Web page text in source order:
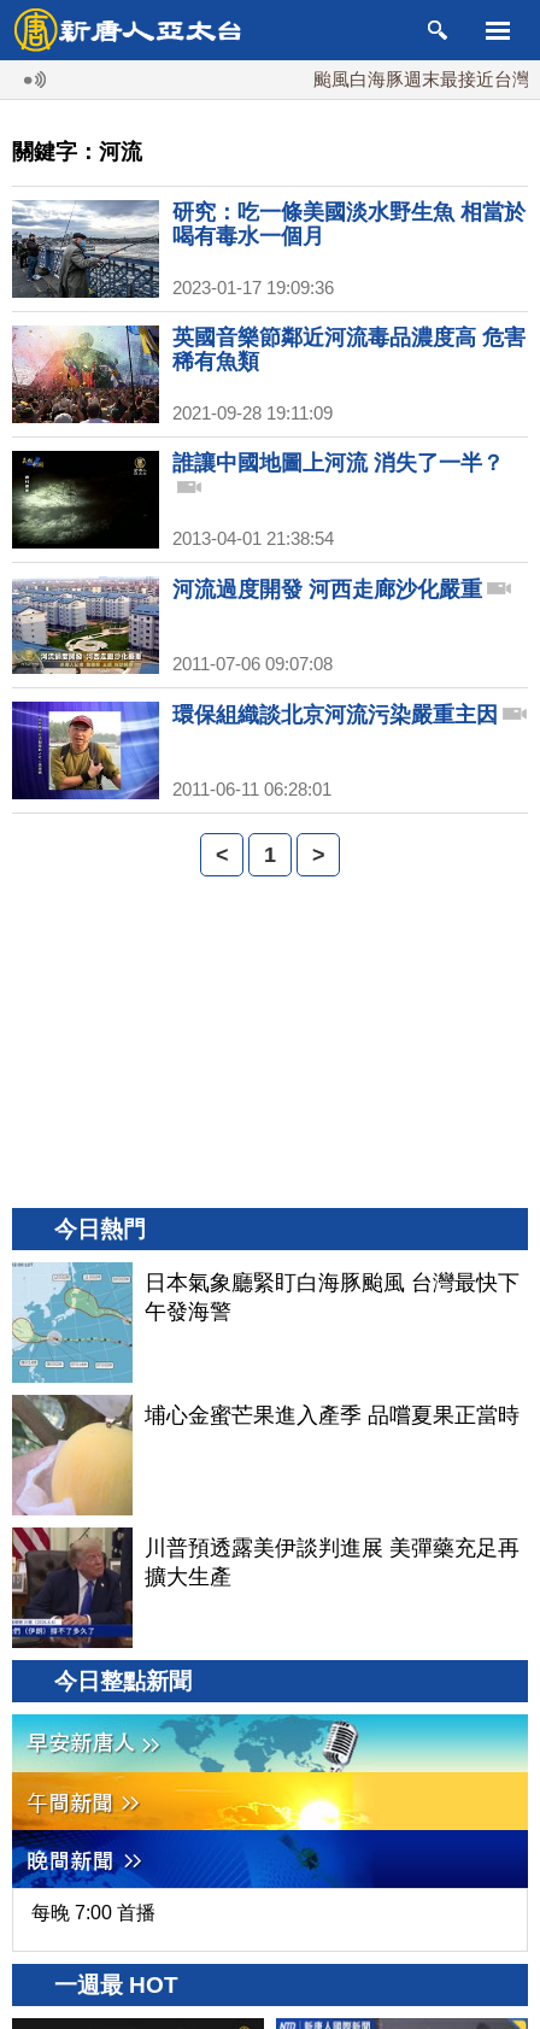
颱風白海豚週末最接近台灣
關鍵字：河流
研究：吃一條美國淡水野生魚 相當於
喝有毒水一個月
2023-01-17 19:09:36
英國音樂節鄰近河流毒品濃度高 危害
稀有魚類
2021-09-28 19:11:09
誰讓中國地圖上河流 消失了一半？
2013-04-01 21:38:54
河流過度開發 河西走廊沙化嚴重
2011-07-06 09:07:08
環保組織談北京河流污染嚴重主因
2011-06-11 06:28:01
< 1 >
今日熱門
日本氣象廳緊盯白海豚颱風 台灣最快下
午發海警
埔心金蜜芒果進入產季 品嚐夏果正當時
川普預透露美伊談判進展 美彈藥充足再
擴大生產
今日整點新聞
每晚 7:00 首播
一週最 HOT